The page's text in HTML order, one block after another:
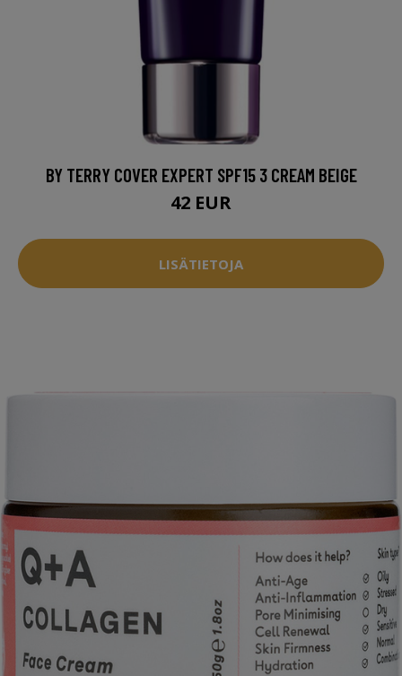
BY TERRY COVER EXPERT SPF15 3 CREAM BEIGE
42 EUR
LISÄTIETOJA